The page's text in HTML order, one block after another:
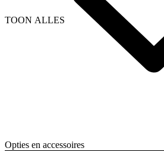
TOON ALLES
Opties en accessoires